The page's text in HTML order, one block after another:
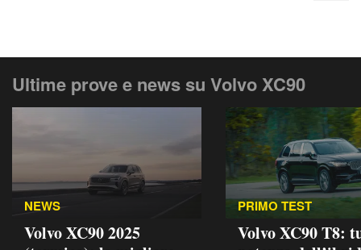
Ultime prove e news su Volvo XC90
NEWS
Volvo XC90 2025
PRIMO TEST
Volvo XC90 T8: